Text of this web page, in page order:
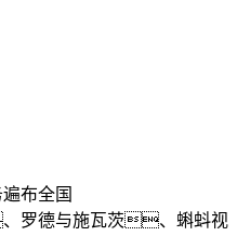
布全国
德与施瓦茨、蝌蚪视